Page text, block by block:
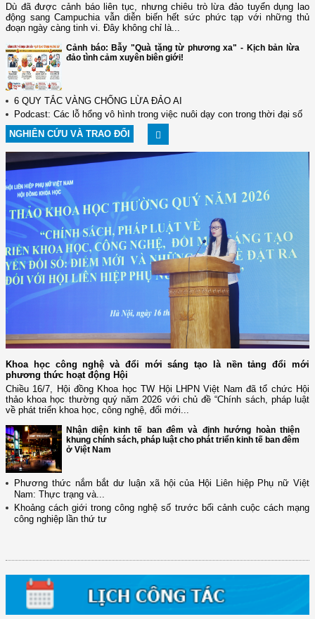
Dù đã được cảnh báo liên tục, nhưng chiêu trò lừa đảo tuyển dụng lao
động sang Campuchia vẫn diễn biến hết sức phức tạp với những thủ
đoạn ngày càng tinh vi. Đây không chỉ là...
Cảnh báo: Bẫy "Quà tặng từ phương xa" - Kịch bản lừa
đảo tình cảm xuyên biên giới!
6 QUY TẮC VÀNG CHỐNG LỪA ĐẢO AI
Podcast: Các lỗ hổng vô hình trong việc nuôi dạy con trong thời đại số
NGHIÊN CỨU VÀ TRAO ĐỔI
Khoa học công nghệ và đổi mới sáng tạo là nền tảng đổi mới
phương thức hoạt động Hội
Chiều 16/7, Hội đồng Khoa học TW Hội LHPN Việt Nam đã tổ chức Hội
thảo khoa học thường quý năm 2026 với chủ đề “Chính sách, pháp luật
về phát triển khoa học, công nghệ, đổi mới...
Nhận diện kinh tế ban đêm và định hướng hoàn thiện
khung chính sách, pháp luật cho phát triển kinh tế ban đêm
ở Việt Nam
Phương thức nắm bắt dư luận xã hội của Hội Liên hiệp Phụ nữ Việt
Nam: Thực trạng và...
Khoảng cách giới trong công nghệ số trước bối cảnh cuộc cách mạng
công nghiệp lần thứ tư
(12/TB-HĐKH) V/v đăng ký, đề xuất nhiệm vụ Khoa học, công nghệ và
đổi mới ...
(898/KH/ĐCT) Kế hoạch thực hiện Quyết định số 2415/QĐ-TTg ngày
(891/KH-ĐCT) Kế hoạch thực hiện Nghị quyết số 72-NQ/TW ngày
9/9/2025 của Bộ ...